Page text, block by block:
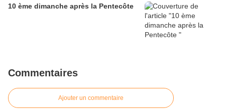
10 ème dimanche après la Pentecôte
Commentaires
Ajouter un commentaire